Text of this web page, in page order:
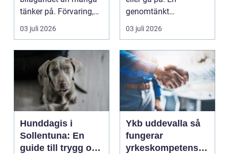
tänker på. Förvaring,
skick, lufttr...
03 juli 2026
genomtänkt
asfaltering kan lyfta
helhets...
03 juli 2026
Hunddagis i
Sollentuna: En
guide till trygg och
Ykb uddevalla så
fungerar
yrkeskompetensbe